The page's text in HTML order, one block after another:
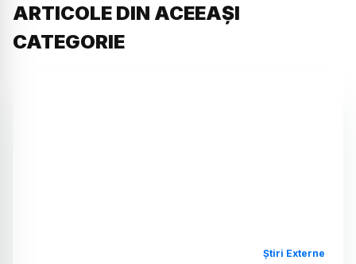
ARTICOLE DIN ACEEAȘI
CATEGORIE
Știri Externe